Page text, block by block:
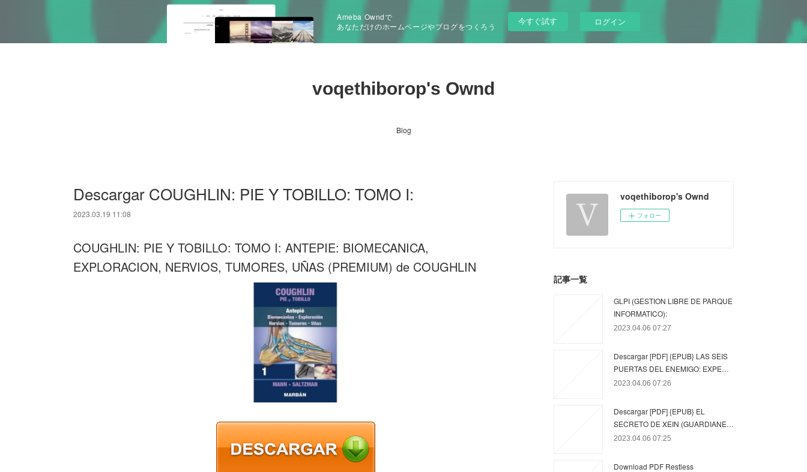
Ameba Owndで
あなただけのホームページやブログをつくろう
今すぐ試す ログイン
voqethiborop's Ownd
Blog
Descargar COUGHLIN: PIE Y TOBILLO: TOMO I:
2023.03.19 11:08
COUGHLIN: PIE Y TOBILLO: TOMO I: ANTEPIE: BIOMECANICA,
EXPLORACION, NERVIOS, TUMORES, UÑAS (PREMIUM) de COUGHLIN
voqethiborop's Ownd
フォロー
記事一覧
GLPI (GESTION LIBRE DE PARQUE
INFORMATICO):
2023.04.06 07:27
Descargar [PDF] {EPUB} LAS SEIS
PUERTAS DEL ENEMIGO: EXPE…
2023.04.06 07:26
Descargar [PDF] {EPUB} EL
SECRETO DE XEIN (GUARDIANE…
2023.04.06 07:25
Download PDF Restless